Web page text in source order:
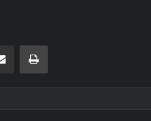
E-Posta ile paylaş Yazdır